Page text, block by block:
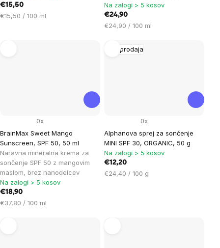
€15,50
Cena
€15,50 / 100 ml
Na zalogi > 5 kosov
€24,90
Cena
enoto:
€24,90 / 100 ml
BrainMax Sweet Mango
Sunscreen, SPF 50, 50 ml
Naravna mineralna krema za
sončenje SPF 50 z mangovim
maslom, brez nanodelcev
0x
Na zalogi > 5 kosov
€18,90
Cena
€37,80 / 100 ml
Razprodaja
Alphanova sprej za sončenje
MINI SPF 30, ORGANIC, 50 g
0x
Na zalogi > 5 kosov
€12,20
Cena
€24,40 / 100 g